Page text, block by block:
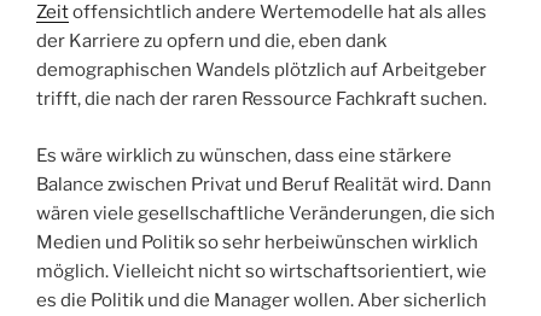
Zeitoffensichtlich andere Wertemodelle hat als alles
der Karriere zu opfern und die, eben dank
demographischen Wandels plötzlich auf Arbeitgeber
trifft, die nach der raren Ressource Fachkraft suchen.
Es wäre wirklich zu wünschen, dass eine stärkere
Balance zwischen Privat und Beruf Realität wird. Dann
wären viele gesellschaftliche Veränderungen, die sich
Medien und Politik so sehr herbeiwünschen wirklich
möglich. Vielleicht nicht so wirtschaftsorientiert, wie
es die Politik und die Manager wollen. Aber sicherlich